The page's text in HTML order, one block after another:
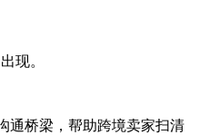
现。
通桥梁，帮助跨境卖家扫清